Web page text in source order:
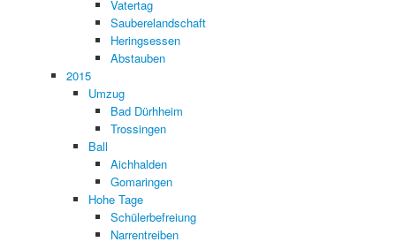
Vatertag
Sauberelandschaft
Heringsessen
Abstauben
2015
Umzug
Bad Dürhheim
Trossingen
Ball
Aichhalden
Gomaringen
Hohe Tage
Schülerbefreiung
Narrentreiben